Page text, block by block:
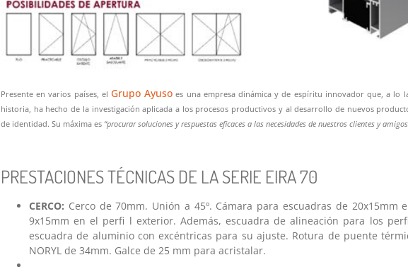
Presente en varios países, el Grupo Ayuso es una empresa dinámica y de espíritu innovador que, a lo
historia, ha hecho de la investigación aplicada a los procesos productivos y al desarrollo de nuevos
de identidad. Su máxima es “procurar soluciones y respuestas eficaces a las necesidades de nuestros clientes y
PRESTACIONES TÉCNICAS DE LA SERIE EIRA 70
CERCO: Cerco de 70mm. Unión a 45º. Cámara para escuadras de
9x15mm en el perfi l exterior. Además, escuadra de alineación para los
escuadra de aluminio con excéntricas para su ajuste. Rotura de puente
NORYL de 34mm. Galce de 25 mm para acristalar.